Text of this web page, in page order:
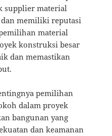
supplier material
dan memiliki reputasi
material
konstruksi besar
dan memastikan
pemilihan
dalam proyek
bangunan yang
dan keamanan